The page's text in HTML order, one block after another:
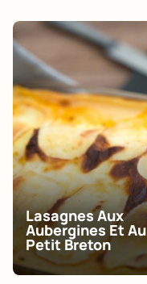
Lasagnes Aux
Aubergines Et Au
Petit Breton